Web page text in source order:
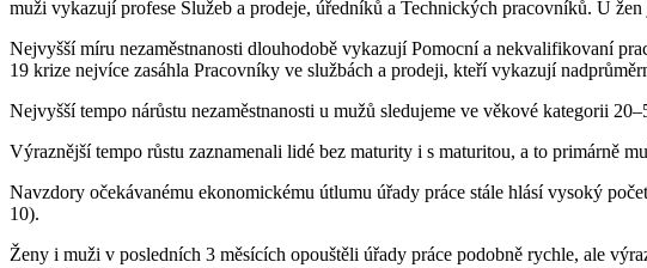
muži vykazují profese Služeb a prodeje, úředníků a Technických pracovníků. U
Nejvyšší míru nezaměstnanosti dlouhodobě vykazují Pomocní a nekvalifikovaní
19 krize nejvíce zasáhla Pracovníky ve službách a prodeji, kteří vykazují
Nejvyšší tempo nárůstu nezaměstnanosti u mužů sledujeme ve věkové kategorii
Výraznější tempo růstu zaznamenali lidé bez maturity i s maturitou, a to primárně
Navzdory očekávanému ekonomickému útlumu úřady práce stále hlásí vysoký
10).
Ženy i muži v posledních 3 měsících opouštěli úřady práce podobně rychle, ale